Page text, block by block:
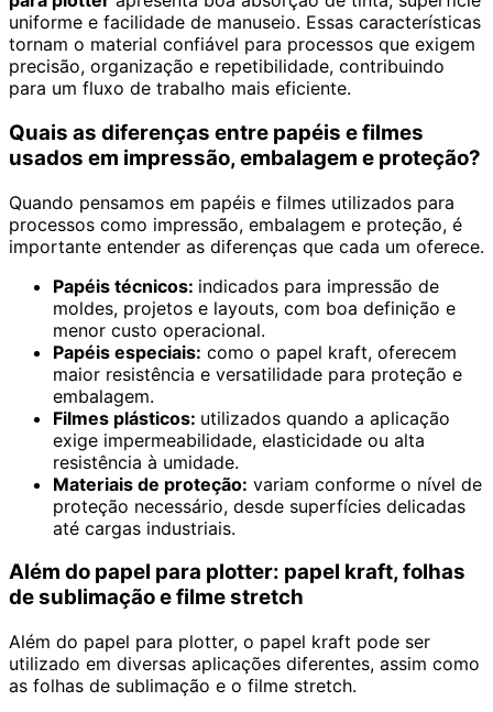
uniforme e facilidade de manuseio. Essas características
tornam o material confiável para processos que exigem
precisão, organização e repetibilidade, contribuindo
para um fluxo de trabalho mais eficiente.
Quais as diferenças entre papéis e filmes
usados em impressão, embalagem e proteção?
Quando pensamos em papéis e filmes utilizados para
processos como impressão, embalagem e proteção, é
importante entender as diferenças que cada um oferece.
Papéis técnicos: indicados para impressão de
moldes, projetos e layouts, com boa definição e
menor custo operacional.
Papéis especiais: como o papel kraft, oferecem
maior resistência e versatilidade para proteção e
embalagem.
Filmes plásticos: utilizados quando a aplicação
exige impermeabilidade, elasticidade ou alta
resistência à umidade.
Materiais de proteção: variam conforme o nível de
proteção necessário, desde superfícies delicadas
até cargas industriais.
Além do papel para plotter: papel kraft, folhas
de sublimação e filme stretch
Além do papel para plotter, o papel kraft pode ser
utilizado em diversas aplicações diferentes, assim como
as folhas de sublimação e o filme stretch.